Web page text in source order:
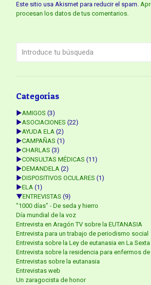
Este sitio usa Akismet para reducir el spam.
procesan los datos de tus comentarios.
Categorías
►AMIGOS (3)
►ASOCIACIONES (22)
►AYUDA ELA (2)
►CAMPAÑAS (1)
►CHARLAS (3)
►CONSULTAS MÉDICAS (11)
►DEMANDELA (2)
►DISPOSITIVOS OCULARES (1)
►ELA (1)
▼ENTREVISTAS (9)
"1000 días" - De seda y hierro
Día mundial de la voz
Entrevista en Aragón TV sobre la EUTANASIA
Entrevista para un trabajo de periodismo social
Entrevista sobre la Ley de eutanasia en La Sexta
Entrevista sobre la residencia para enfermos de
Entrevistas sobre la eutanasia
Entrevistas web
Un zaragocista de honor